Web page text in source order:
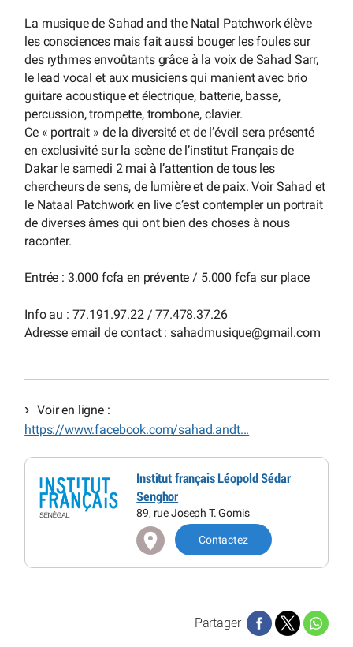
La musique de Sahad and the Natal Patchwork élève
les consciences mais fait aussi bouger les foules sur
des rythmes envoûtants grâce à la voix de Sahad Sarr,
le lead vocal et aux musiciens qui manient avec brio
guitare acoustique et électrique, batterie, basse,
percussion, trompette, trombone, clavier.
Ce « portrait » de la diversité et de l’éveil sera présenté
en exclusivité sur la scène de l’institut Français de
Dakar le samedi 2 mai à l’attention de tous les
chercheurs de sens, de lumière et de paix. Voir Sahad et
le Nataal Patchwork en live c’est contempler un portrait
de diverses âmes qui ont bien des choses à nous
raconter.
Entrée : 3.000 fcfa en prévente / 5.000 fcfa sur place
Info au : 77.191.97.22 / 77.478.37.26
Adresse email de contact : sahadmusique@gmail.com
Voir en ligne :
https://www.facebook.com/sahad.andt...
Institut français Léopold Sédar
Senghor
89, rue Joseph T. Gomis
Contactez
Partager